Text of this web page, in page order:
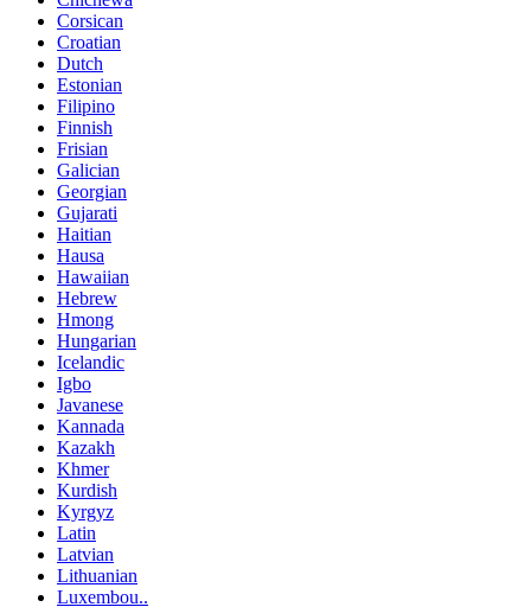
Corsican
Croatian
Dutch
Estonian
Filipino
Finnish
Frisian
Galician
Georgian
Gujarati
Haitian
Hausa
Hawaiian
Hebrew
Hmong
Hungarian
Icelandic
Igbo
Javanese
Kannada
Kazakh
Khmer
Kurdish
Kyrgyz
Latin
Latvian
Lithuanian
Luxembou..